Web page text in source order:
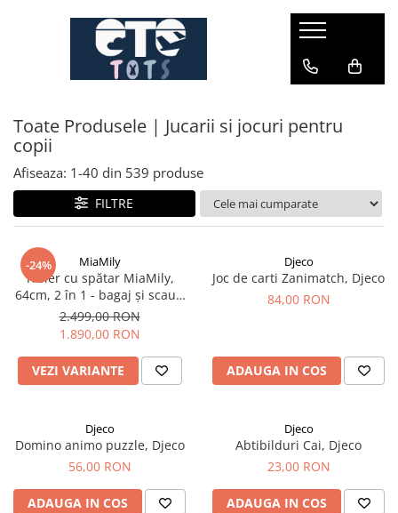
CĂRUCIOARE & SCAUNE AUTO
cărucioare NUNA
cărucioare U-GROW
scaune auto pentru avion
accesorii cărucioare
accesorii scaun avion
Toate Produsele | Jucarii si jocuri pentru
copii
Afiseaza: 1-40 din 539 produse
FILTRE
-24% MiaMily
Troler cu spătar MiaMily,
64cm, 2 în 1 - bagaj și scaun
pentru copii
2.499,00 RON
1.890,00 RON
VEZI VARIANTE
Djeco
Joc de carti Zanimatch, Djeco
84,00 RON
ADAUGA IN COS
Djeco
Domino animo puzzle, Djeco
56,00 RON
ADAUGA IN COS
Djeco
Abtibilduri Cai, Djeco
23,00 RON
ADAUGA IN COS